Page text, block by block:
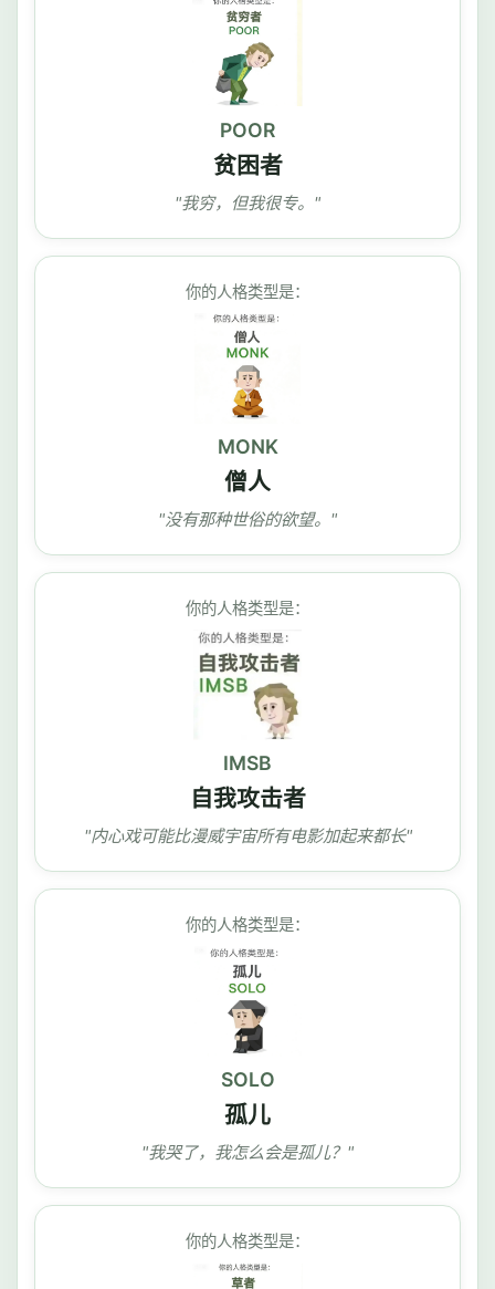
POOR
贫困者
"我穷，但我很专。"
你的人格类型是：
MONK
僧人
"没有那种世俗的欲望。"
你的人格类型是：
IMSB
自我攻击者
"内心戏可能比漫威宇宙所有电影加起来都长"
你的人格类型是：
SOLO
孤儿
"我哭了，我怎么会是孤儿？"
你的人格类型是：